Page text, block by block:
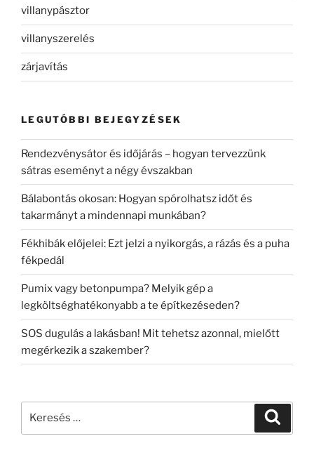
villanypásztor
villanyszerelés
zárjavítás
LEGUTÓBBI BEJEGYZÉSEK
Rendezvénysátor és időjárás – hogyan tervezzünk
sátras eseményt a négy évszakban
Bálabontás okosan: Hogyan spórolhatsz időt és
takarmányt a mindennapi munkában?
Fékhibák előjelei: Ezt jelzi a nyikorgás, a rázás és a puha
fékpedál
Pumix vagy betonpumpa? Melyik gép a
legköltséghatékonyabb a te építkezéseden?
SOS dugulás a lakásban! Mit tehetsz azonnal, mielőtt
megérkezik a szakember?